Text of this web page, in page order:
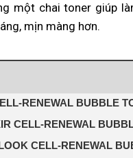
một chai toner giúp
mịn màng hơn.
RENEWAL BUBBLE
CELL-RENEWAL
CELL-RENEWAL